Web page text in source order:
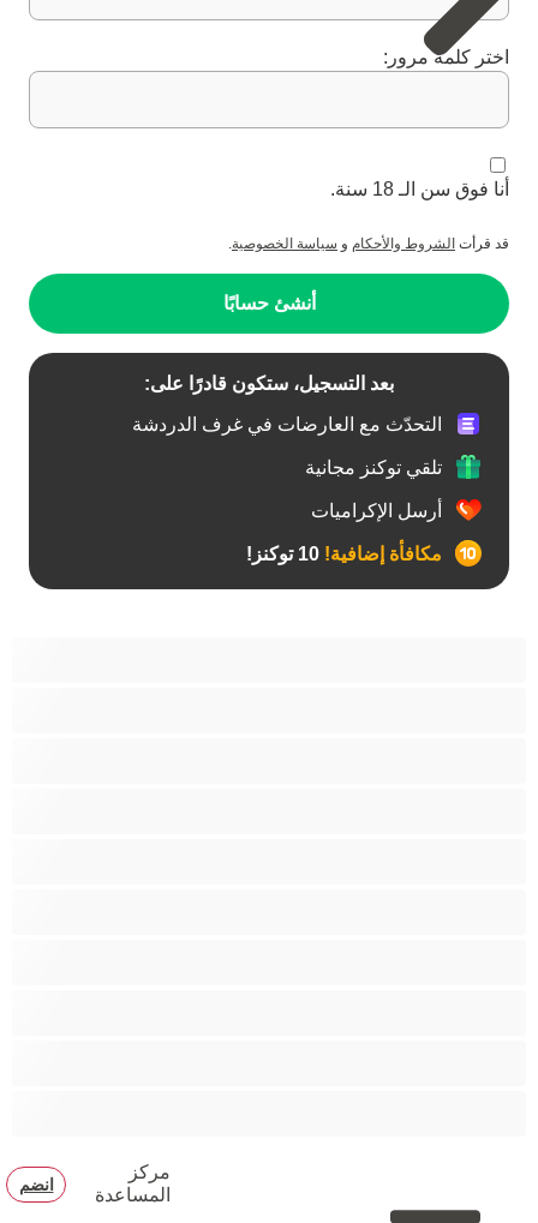
اختر كلمة مرور:
أنا فوق سن الـ 18 سنة.
قد قرأت الشروط والأحكام و سياسة الخصوصية.
أنشئ حسابًا
بعد التسجيل، ستكون قادرًا على:
التحدّث مع العارضات في غرف الدردشة
تلقي توكنز مجانية
أرسل الإكراميات
مكافأة إضافية!
مركز
المساعدة
انضم